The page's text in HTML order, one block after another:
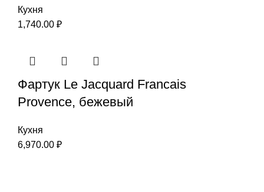
Кухня
1,740.00 ₽
Фартук Le Jacquard Francais
Provence, бежевый
Кухня
6,970.00 ₽